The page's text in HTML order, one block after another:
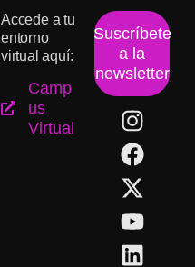
Accede a tu
entorno
virtual aquí:
Camp
us
Virtual
Suscríbete
a la
newsletter